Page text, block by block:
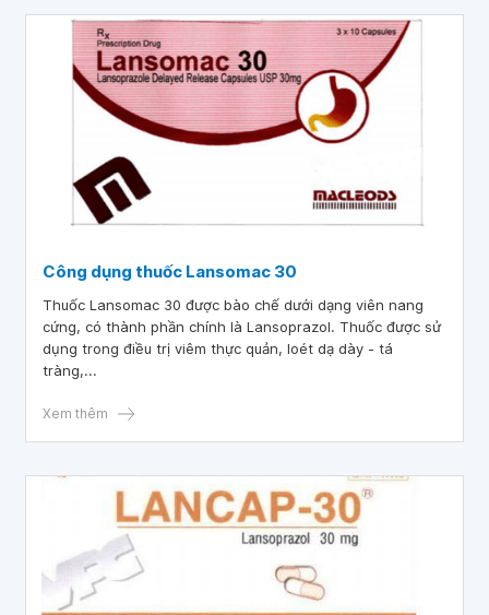
Công dụng thuốc Lansomac 30
Thuốc Lansomac 30 được bào chế dưới dạng viên nang
cứng, có thành phần chính là Lansoprazol. Thuốc được sử
dụng trong điều trị viêm thực quản, loét dạ dày - tá
tràng,...
Xem thêm